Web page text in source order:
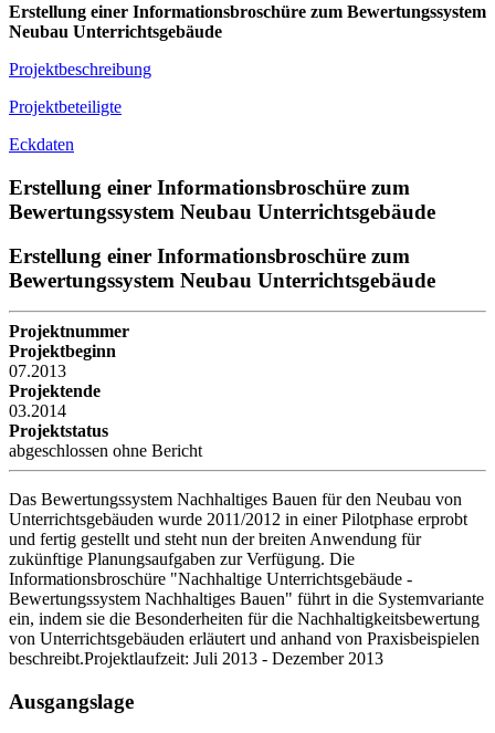
Erstellung einer Informationsbroschüre zum Bewertungssystem
Neubau Unterrichtsgebäude
Projektbeschreibung
Projektbeteiligte
Eckdaten
Erstellung einer Informationsbroschüre zum
Bewertungssystem Neubau Unterrichtsgebäude
Erstellung einer Informationsbroschüre zum
Bewertungssystem Neubau Unterrichtsgebäude
Projektnummer
Projektbeginn
07.2013
Projektende
03.2014
Projektstatus
abgeschlossen ohne Bericht
Das Bewertungssystem Nachhaltiges Bauen für den Neubau von
Unterrichtsgebäuden wurde 2011/2012 in einer Pilotphase erprobt
und fertig gestellt und steht nun der breiten Anwendung für
zukünftige Planungsaufgaben zur Verfügung. Die
Informationsbroschüre "Nachhaltige Unterrichtsgebäude -
Bewertungssystem Nachhaltiges Bauen" führt in die Systemvariante
ein, indem sie die Besonderheiten für die Nachhaltigkeitsbewertung
von Unterrichtsgebäuden erläutert und anhand von Praxisbeispielen
beschreibt.Projektlaufzeit: Juli 2013 - Dezember 2013
Ausgangslage